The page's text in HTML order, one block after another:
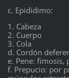
c. Epidídimo:
1. Cabeza
2. Cuerpo
3. Cola
d. Cordón
e. Pene: fimosis,
f. Prepucio: por